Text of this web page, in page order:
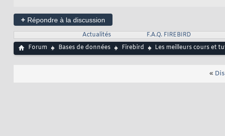
+ Répondre à la discussion
Actualités
F.A.Q. FIREBIRD
Forum
Bases de données Firebird Les meilleurs cours et
«